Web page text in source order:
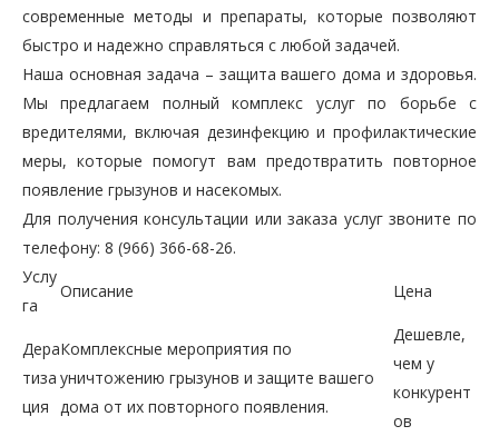
современные методы и препараты, которые позволяют
быстро и надежно справляться с любой задачей.
Наша основная задача – защита вашего дома и здоровья.
Мы предлагаем полный комплекс услуг по борьбе с
вредителями, включая дезинфекцию и профилактические
меры, которые помогут вам предотвратить повторное
появление грызунов и насекомых.
Для получения консультации или заказа услуг звоните по
телефону: 8 (966) 366-68-26.
Услу
га
Описание Цена
Дера
тиза
ция
Комплексные мероприятия по
уничтожению грызунов и защите вашего
дома от их повторного появления.
Дешевле,
чем у
конкурент
ов